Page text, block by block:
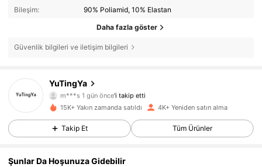
Bileşim:
90% Poliamid, 10% Elastan
Daha fazla göster
Güvenlik bilgileri ve iletişim bilgileri
YuTingYa
4,76
409 Takipçiler
m***s
1 gün önce 'i takip etti
4,76
409 Takipçiler
4,76 409 Takipçiler
4,76 409 Takipçiler
4,76 409 Takipçiler
15K+ Yakın zamanda satıldı 4K+ Yeniden satın alma
Takip Et Tüm Ürünler
Şunlar Da Hoşunuza Gidebilir